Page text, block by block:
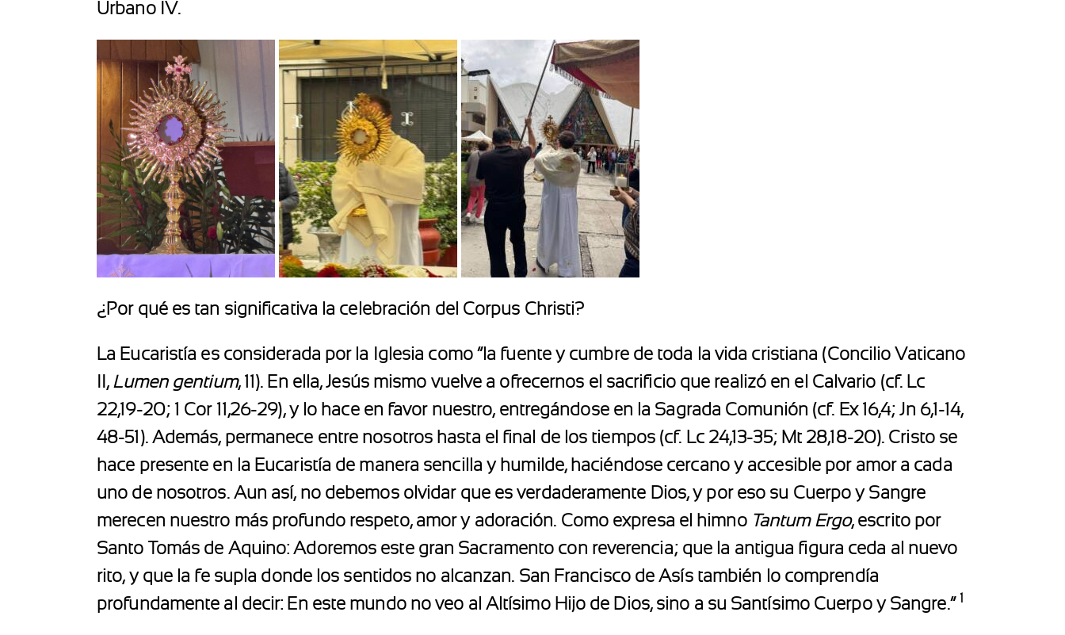
Urbano IV.
¿Por qué es tan significativa la celebración del Corpus Christi?
La Eucaristía es considerada por la Iglesia como “la fuente y cumbre de toda la vida cristiana (Concilio Vaticano
II, Lumen gentium, 11). En ella, Jesús mismo vuelve a ofrecernos el sacrificio que realizó en el Calvario (cf. Lc
22,19-20; 1 Cor 11,26-29), y lo hace en favor nuestro, entregándose en la Sagrada Comunión (cf. Ex 16,4; Jn 6,1-14,
48-51). Además, permanece entre nosotros hasta el final de los tiempos (cf. Lc 24,13-35; Mt 28,18-20). Cristo se
hace presente en la Eucaristía de manera sencilla y humilde, haciéndose cercano y accesible por amor a cada
uno de nosotros. Aun así, no debemos olvidar que es verdaderamente Dios, y por eso su Cuerpo y Sangre
merecen nuestro más profundo respeto, amor y adoración. Como expresa el himno Tantum Ergo, escrito por
Santo Tomás de Aquino: Adoremos este gran Sacramento con reverencia; que la antigua figura ceda al nuevo
rito, y que la fe supla donde los sentidos no alcanzan. San Francisco de Asís también lo comprendía
profundamente al decir: En este mundo no veo al Altísimo Hijo de Dios, sino a su Santísimo Cuerpo y Sangre.” 1